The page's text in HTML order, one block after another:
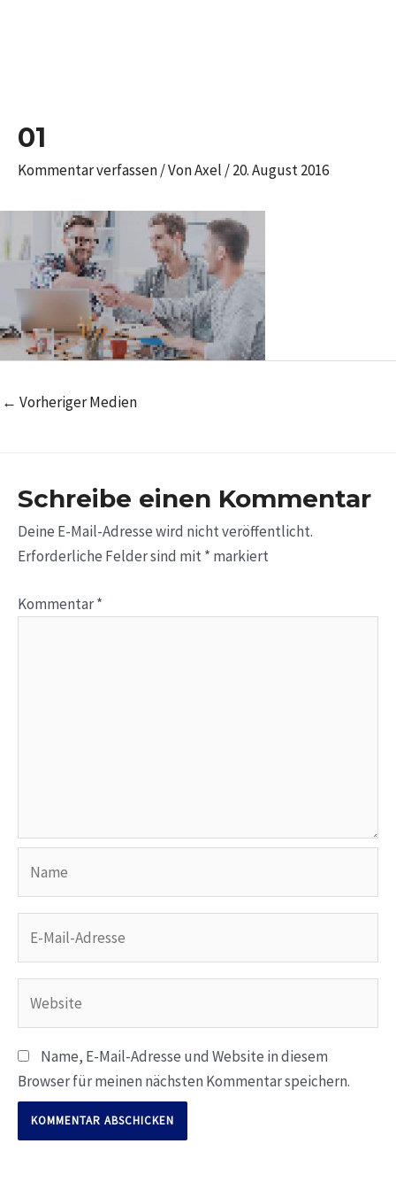
01
Kommentar verfassen/ VonAxel /20. August 2016
← Vorheriger Medien
Schreibe einen Kommentar
Deine E-Mail-Adresse wird nicht veröffentlicht.
Erforderliche Felder sind mit* markiert
Kommentar*
Mail-
Adresse
Name, E-Mail-Adresse und Website in diesem
Browser für meinen nächsten Kommentar speichern.